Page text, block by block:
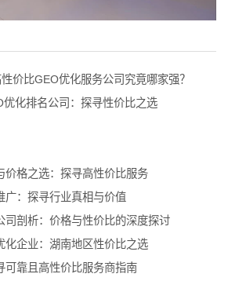
价比GEO优化服务公司究竟哪家强？
优化排名公司：探寻性价比之选
价格之选：探寻高性价比服务
广：探寻行业真相与价值
司剖析：价格与性价比的深度探讨
化企业：湖南地区性价比之选
可靠且高性价比服务商指南